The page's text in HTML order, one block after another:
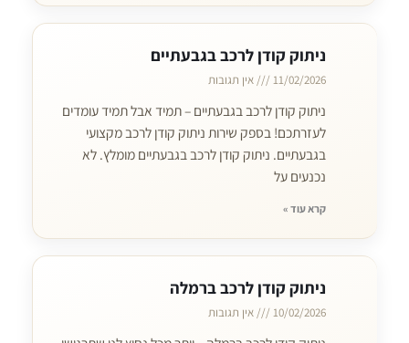
ניתוק קודן לרכב בגבעתיים
11/02/2026 אין תגובות
ניתוק קודן לרכב בגבעתיים – תמיד אבל תמיד עומדים
לעזרתכם! בספק שירות ניתוק קודן לרכב מקצועי
בגבעתיים. ניתוק קודן לרכב בגבעתיים מומלץ. לא
נכנעים על
קרא עוד »
ניתוק קודן לרכב ברמלה
10/02/2026 אין תגובות